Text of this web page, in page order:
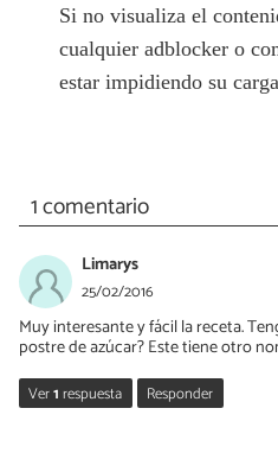
Si no visualiza el
cualquier adblocker o
estar impidiendo su
1 comentario
Limarys
25/02/2016
Muy interesante y fácil la receta.
postre de azúcar? Este tiene otro
Ver1respuesta Responder